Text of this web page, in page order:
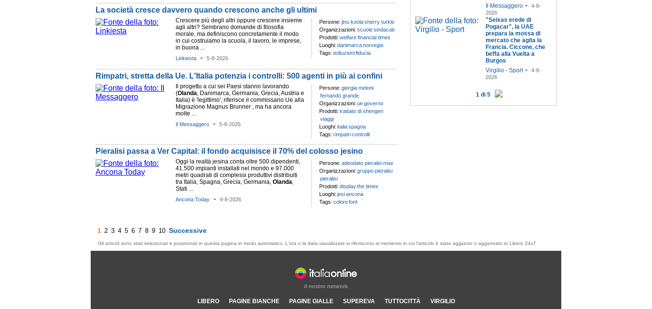
La società cresce davvero quando crescono anche gli ultimi
Crescere più degli altri oppure crescere insieme
agli altri? Sembrano domande di filosofia
morale, ma definiscono concretamente il modo
in cui costruiamo la scuola, il lavoro, le imprese,
in buona ...
Linkiesta - 5-8-2026
Persone: jinu koolasherry turkle
Organizzazioni: scuolesindacati
Prodotti: welfarefinancial times
Luoghi: danimarcanorvegia
Tags: istituzionifiducia
Rimpatri, stretta della Ue. L'Italia potenzia i controlli: 500 agenti in più ai confini
Il progetto a cui sei Paesi stanno lavorando
(Olanda, Danimarca, Germania, Grecia, Austria e
Italia) è 'legittimo', riferisce il commissario Ue alla
Migrazione Magnus Brunner , ma ha ancora
molte ...
Il Messaggero - 5-8-2026
Persone: giorgia meloni
fernando grande
Organizzazioni: uegoverno
Prodotti: trattato di shengen
viaggi
Luoghi: italiaspagna
Tags: rimpatricontrolli
Pieralisi passa a Ver Capital: il fondo acquisisce il 70% del colosso jesino
Oggi la realtà jesina conta oltre 500 dipendenti,
41.500 impianti installati nel mondo e 97.000
metri quadrati di complessi produttivi distribuiti
tra Italia, Spagna, Grecia, Germania, Olanda,
Stati ...
Ancona Today - 4-8-2026
Persone: adeodato pieralisimax
Organizzazioni: gruppo pieralisi
pieralisi
Prodotti: displaythe times
Luoghi: jesiancona
Tags: colorefont
1 2 3 4 5 6 7 8 9 10 Successive
Il Messaggero -
4-8-
2026
"Seixas erede di
Pogacar", la UAE
prepara la mossa di
mercato che agita la
Francia. Ciccone, che
beffa alla Vuelta a
Burgos
Virgilio - Sport-
4-8-
2026
1 di 5
Gli articoli sono stati selezionati e posizionati in questa pagina in modo automatico. L'ora o la data visualizzate si riferiscono al momento in cui l'articolo è stato aggiunto o aggiornato in Libero 24x7
il nostro network
LIBERO PAGINE BIANCHE PAGINE GIALLE SUPEREVA TUTTOCITTÀ VIRGILIO